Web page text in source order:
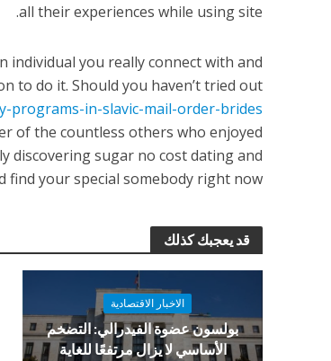
all their experiences while using site.
individual you really connect with and
to do it. Should you haven’t tried out
programs-in-slavic-mail-order-brides/
of the countless others who enjoyed
discovering sugar no cost dating and
find your special somebody right now!
قد يعجبك كذلك
الاخبار الاقتصادية
بولسون عضوة الفيدرالي: التضخم
الأساسي لا يزال مرتفعًا للغاية